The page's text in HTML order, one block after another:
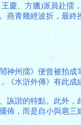
慶、方臘)派員赴擂
青幾經波折，最
州擂》便曾被拍
《水滸外傳》有此成
諧的特點。此外
佈，而是自小與扈